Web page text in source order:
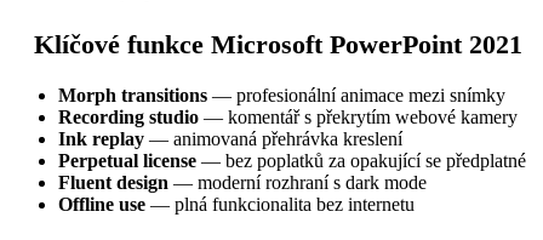
Klíčové funkce Microsoft PowerPoint 2021
Morph transitions — profesionální animace mezi snímky
Recording studio — komentář s překrytím webové kamery
Ink replay — animovaná přehrávka kreslení
Perpetual license — bez poplatků za opakující se předplatné
Fluent design — moderní rozhraní s dark mode
Offline use — plná funkcionalita bez internetu